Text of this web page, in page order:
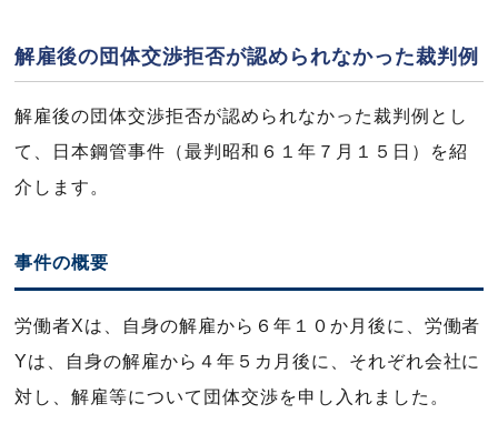
解雇後の団体交渉拒否が認められなかった裁判例
解雇後の団体交渉拒否が認められなかった裁判例とし
て、日本鋼管事件（最判昭和６１年７月１５日）を紹
介します。
事件の概要
労働者Xは、自身の解雇から６年１０か月後に、労働者
Yは、自身の解雇から４年５カ月後に、それぞれ会社に
対し、解雇等について団体交渉を申し入れました。